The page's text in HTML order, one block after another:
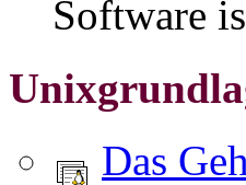
Software
Das